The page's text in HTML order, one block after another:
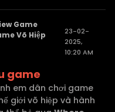
Game
Võ Hiệp
23-02-
2025,
10:20 AM
game
em dân chơi game
giới võ hiệp và hành